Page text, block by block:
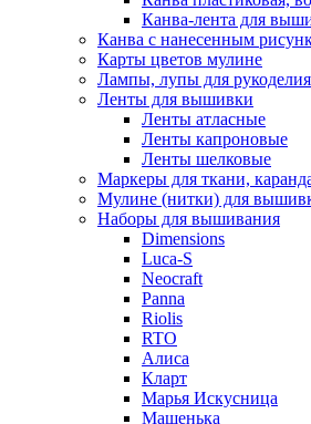
Канва-лента для
Канва с нанесенным
Карты цветов мулине
Лампы, лупы для рукоделия
Ленты для вышивки
Ленты атласные
Ленты капроновые
Ленты шелковые
Маркеры для ткани,
Мулине (нитки) для
Наборы для вышивания
Dimensions
Luca-S
Neocraft
Panna
Riolis
RTO
Алиса
Кларт
Марья Искусница
Машенька